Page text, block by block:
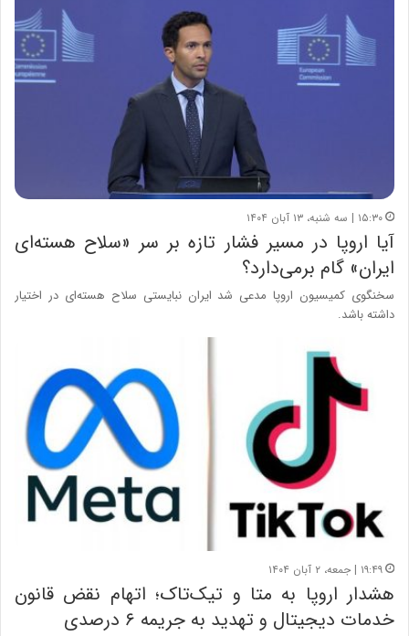
۱۵:۳۰ | سه شنبه، ۱۳ آبان ۱۴۰۴
آیا اروپا در مسیر فشار تازه بر سر «سلاح هسته‌ای
ایران» گام برمی‌دارد؟
سخنگوی کمیسیون اروپا مدعی شد ایران نبایستی سلاح هسته‌ای در اختیار
داشته باشد.
۱۹:۴۹ | جمعه، ۲ آبان ۱۴۰۴
هشدار اروپا به متا و تیک‌تاک؛ اتهام نقض قانون
خدمات دیجیتال و تهدید به جریمه ۶ درصدی